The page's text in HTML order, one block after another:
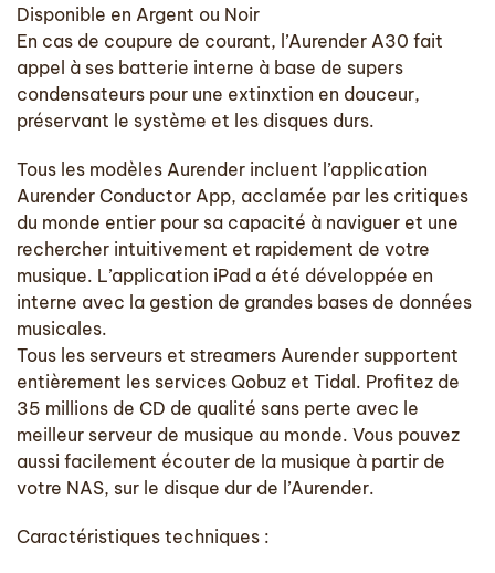
Disponible en Argent ou Noir
En cas de coupure de courant, l’Aurender A30 fait
appel à ses batterie interne à base de supers
condensateurs pour une extinxtion en douceur,
préservant le système et les disques durs.
Tous les modèles Aurender incluent l’application
Aurender Conductor App, acclamée par les critiques
du monde entier pour sa capacité à naviguer et une
rechercher intuitivement et rapidement de votre
musique. L’application iPad a été développée en
interne avec la gestion de grandes bases de données
musicales.
Tous les serveurs et streamers Aurender supportent
entièrement les services Qobuz et Tidal. Profitez de
35 millions de CD de qualité sans perte avec le
meilleur serveur de musique au monde. Vous pouvez
aussi facilement écouter de la musique à partir de
votre NAS, sur le disque dur de l’Aurender.
Caractéristiques techniques :